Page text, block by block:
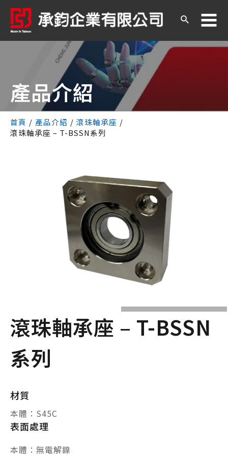
產品介紹
首頁 / 產品介紹 / 滾珠軸承座 /
滾珠軸承座 – T-BSSN系列
滾珠軸承座 – T-BSSN
系列
材質
本體：S45C
表面處理
本體：無電解鎳